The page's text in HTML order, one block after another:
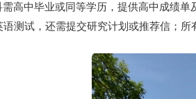
高中毕业或同等学历，提供高中成绩
测试，还需提交研究计划或推荐信；